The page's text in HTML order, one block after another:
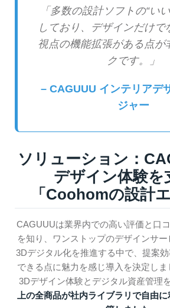
「多数の設計ソフトの“い
しており、デザインだけで
視点の機能拡張がある点が
クです。」
– CAGUUU インテリアデ
ジャー
ソリューション：
デザイン体験を
「Coohomの設計
CAGUUUは業界内での高い評価と口
を知り、ワンストップのデザインサ
3Dデジタル化を推進する中で、提案
できる点に魅力を感じ導入を決定し
3Dデザイン体験とデジタル資産管理を
上の全商品が社内ライブラリで自由